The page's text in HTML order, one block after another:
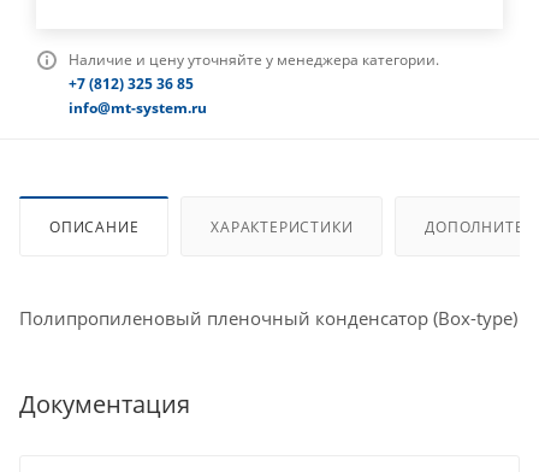
Наличие и цену уточняйте у менеджера категории.
+7 (812) 325 36 85
info@mt-system.ru
ОПИСАНИЕ ХАРАКТЕРИСТИКИ
Полипропиленовый пленочный конденсатор (Box-type)
Документация